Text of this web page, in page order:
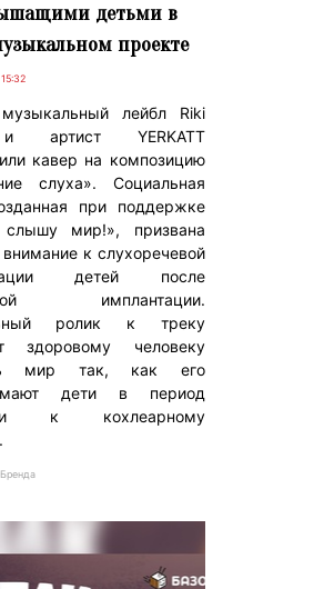
детьми в
проекте
лейбл Riki
артист YERKATT
кавер на композицию
слуха». Социальная
при поддержке
мир!», призвана
внимание к слухоречевой
детей после
имплантации.
ролик к треку
здоровому человеку
мир так, как его
дети в период
к кохлеарному